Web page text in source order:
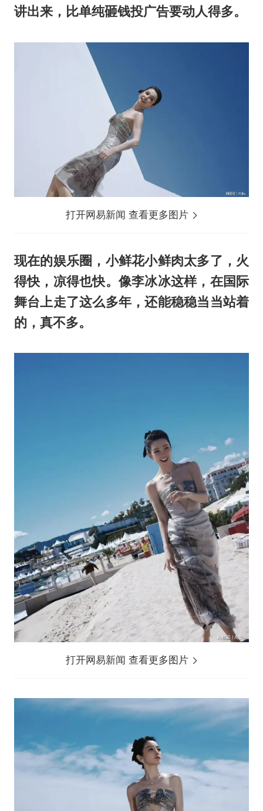
讲出来，比单纯砸钱投广告要动人得多。
打开网易新闻 查看更多图片
现在的娱乐圈，小鲜花小鲜肉太多了，火
得快，凉得也快。像李冰冰这样，在国际
舞台上走了这么多年，还能稳稳当当站着
的，真不多。
打开网易新闻 查看更多图片